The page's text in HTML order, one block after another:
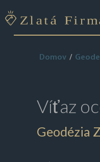
Domov
Víťaz
Geodézia